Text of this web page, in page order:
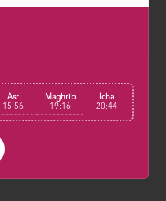
Asr
15:56
Maghrib
19:16
Icha
20:44